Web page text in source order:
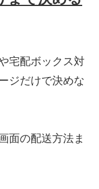
宅配ボックス対
ジだけで決めな
面の配送方法ま